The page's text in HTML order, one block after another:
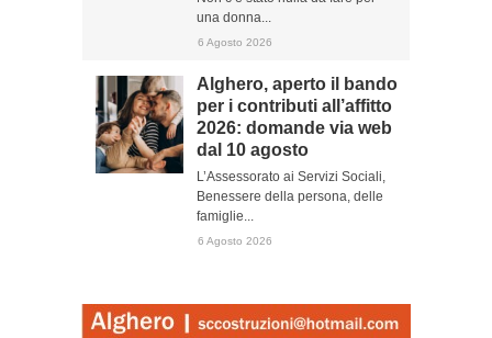
una donna...
6 Agosto 2026
Alghero, aperto il bando
per i contributi all’affitto
2026: domande via web
dal 10 agosto
L’Assessorato ai Servizi Sociali,
Benessere della persona, delle
famiglie...
6 Agosto 2026